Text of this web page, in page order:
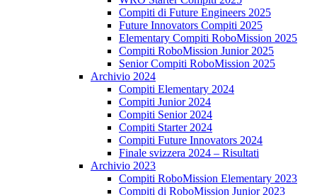
Compiti di Future Engineers 2025
Future Innovators Compiti 2025
Elementary Compiti RoboMission 2025
Compiti RoboMission Junior 2025
Senior Compiti RoboMission 2025
Archivio 2024
Compiti Elementary 2024
Compiti Junior 2024
Compiti Senior 2024
Compiti Starter 2024
Compiti Future Innovators 2024
Finale svizzera 2024 – Risultati
Archivio 2023
Compiti RoboMission Elementary 2023
Compiti di RoboMission Junior 2023